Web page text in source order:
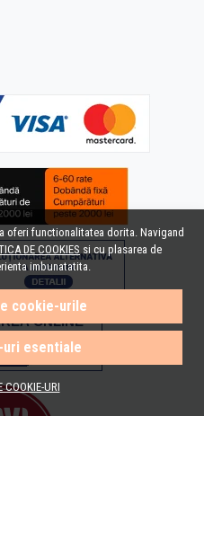
oferi functionalitatea dorita. Navigand
DE COOKIES si cu plasarea de
imbunatatita.
cookie-urile
uri esentiale
COOKIE-URI